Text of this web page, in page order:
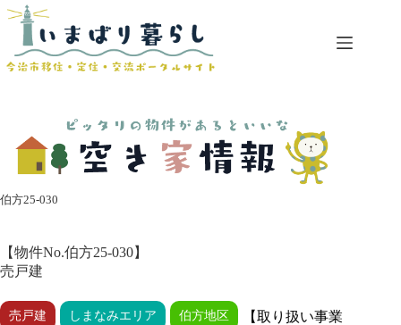
コ
ン
伯方25-030
【物件No.伯方25-030】
売戸建
売戸建 しまなみエリア 伯方地区
【取り扱い事業